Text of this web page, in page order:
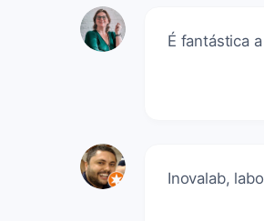
É fantástica
Inovalab,